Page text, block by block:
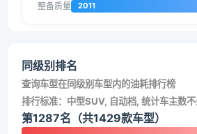
整备质量 2011
同级别排名
查询车型在同级别车型内的油耗排行榜
排行标准：中型SUV, 自动档, 统计车主数不
第1287名（共1429款车型）